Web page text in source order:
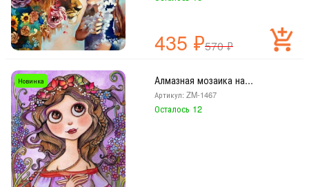
435 ₽570₽
Новинка Алмазная мозаика на...
Артикул: ZM-1467
Осталось 12